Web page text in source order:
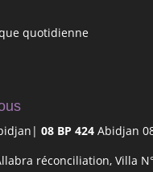
quotidienne
08 BP 424Abidjan
réconciliation, Villa